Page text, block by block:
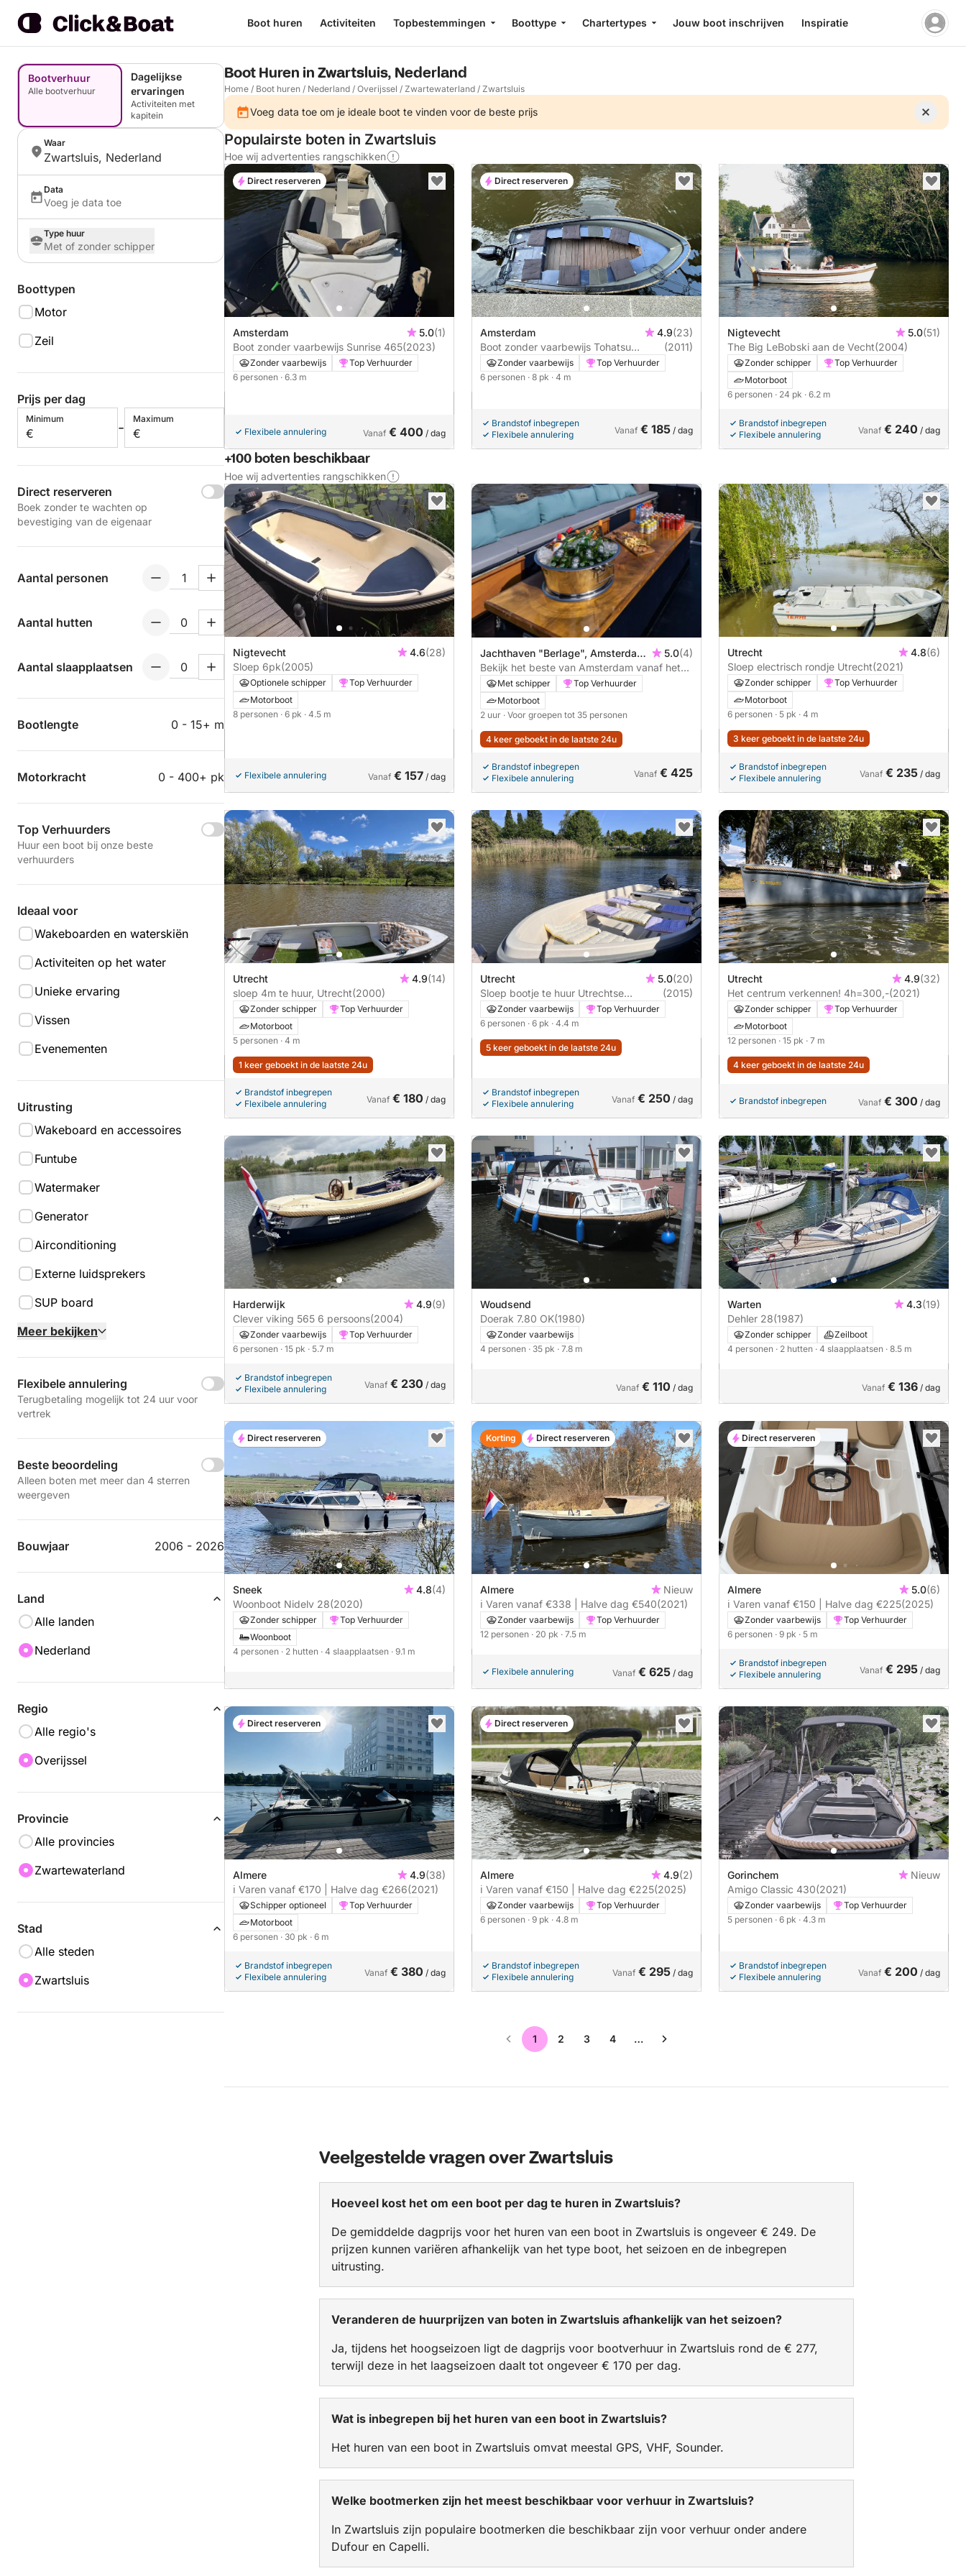
Boot huren Activiteiten Topbestemmingen Boottype Chartertypes Jouw boot inschrijven Inspiratie
Bootverhuur
Alle bootverhuur
Dagelijkse
ervaringen
Activiteiten met
kapitein
Waar
Zwartsluis, Nederland
Data
Voeg je data toe
Type huur
Met of zonder schipper
Boottypen
Motor
Zeil
Prijs per dag
Minimum
€ -
Maximum
€
Direct reserveren
Boek zonder te wachten op
bevestiging van de eigenaar
Aantal personen
Aantal hutten
Aantal slaapplaatsen
Bootlengte 0 - 15+ m
Motorkracht 0 - 400+ pk
Top Verhuurders
Huur een boot bij onze beste
verhuurders
Ideaal voor
Wakeboarden en waterskiën
Activiteiten op het water
Unieke ervaring
Vissen
Evenementen
Uitrusting
Wakeboard en accessoires
Funtube
Watermaker
Generator
Airconditioning
Externe luidsprekers
SUP board
Meer bekijken
Flexibele annulering
Terugbetaling mogelijk tot 24 uur voor
vertrek
Beste beoordeling
Alleen boten met meer dan 4 sterren
weergeven
Bouwjaar 2006 - 2026
Land
Alle landen
Nederland
Regio
Alle regio's
Overijssel
Provincie
Alle provincies
Zwartewaterland
Stad
Alle steden
Zwartsluis
Boot Huren in Zwartsluis, Nederland
Home / Boot huren / Nederland / Overijssel / Zwartewaterland / Zwartsluis
Voeg data toe om je ideale boot te vinden voor de beste prijs
Populairste boten in Zwartsluis
Hoe wij advertenties rangschikken
Amsterdam 5.0(1)
Boot zonder vaarbewijs Sunrise 465(2023)
Zonder vaarbewijs
Top Verhuurder
6 personen · 6.3 m
Flexibele annulering Vanaf € 400 / dag
Direct reserveren
Amsterdam 4.9(23)
Boot zonder vaarbewijs Tohatsu
Tohatsu 8pk
(2011)
Zonder vaarbewijs
Top Verhuurder
6 personen · 8 pk · 4 m
Brandstof inbegrepen
Flexibele annulering
Vanaf € 185 / dag
Direct reserveren
Nigtevecht 5.0(51)
The Big LeBobski aan de Vecht(2004)
Zonder schipper
Top Verhuurder
Motorboot
6 personen · 24 pk · 6.2 m
Brandstof inbegrepen
Flexibele annulering
Vanaf € 240 / dag
+100 boten beschikbaar
Hoe wij advertenties rangschikken
Nigtevecht 4.6(28)
Sloep 6pk(2005)
Optionele schipper
Top Verhuurder
Motorboot
8 personen · 6 pk · 4.5 m
Flexibele annulering Vanaf € 157 / dag
Jachthaven "Berlage", Amsterdam,
Nederland
5.0(4)
Bekijk het beste van Amsterdam vanaf het
water – 2 uur durende privérondvaart met
gids
Met schipper
Top Verhuurder
Motorboot
2 uur · Voor groepen tot 35 personen
4 keer geboekt in de laatste 24u
Brandstof inbegrepen
Flexibele annulering
Vanaf € 425
Utrecht 4.8(6)
Sloep electrisch rondje Utrecht(2021)
Zonder schipper
Top Verhuurder
Motorboot
6 personen · 5 pk · 4 m
3 keer geboekt in de laatste 24u
Brandstof inbegrepen
Flexibele annulering
Vanaf € 235 / dag
Utrecht 4.9(14)
sloep 4m te huur, Utrecht(2000)
Zonder schipper
Top Verhuurder
Motorboot
5 personen · 4 m
1 keer geboekt in de laatste 24u
Brandstof inbegrepen
Flexibele annulering
Vanaf € 180 / dag
Utrecht 5.0(20)
Sloep bootje te huur Utrechtse
grachten
(2015)
Zonder vaarbewijs
Top Verhuurder
6 personen · 6 pk · 4.4 m
5 keer geboekt in de laatste 24u
Brandstof inbegrepen
Flexibele annulering
Vanaf € 250 / dag
Utrecht 4.9(32)
Het centrum verkennen! 4h=300,-(2021)
Zonder schipper
Top Verhuurder
Motorboot
12 personen · 15 pk · 7 m
4 keer geboekt in de laatste 24u
Brandstof inbegrepen Vanaf € 300 / dag
Harderwijk 4.9(9)
Clever viking 565 6 persoons(2004)
Zonder vaarbewijs
Top Verhuurder
6 personen · 15 pk · 5.7 m
Brandstof inbegrepen
Flexibele annulering
Vanaf € 230 / dag
Woudsend
Doerak 7.80 OK(1980)
Zonder vaarbewijs
4 personen · 35 pk · 7.8 m
Vanaf € 110 / dag
Warten 4.3(19)
Dehler 28(1987)
Zonder schipper
Zeilboot
4 personen · 2 hutten · 4 slaapplaatsen · 8.5 m
Vanaf € 136 / dag
Sneek 4.8(4)
Woonboot Nidelv 28(2020)
Zonder schipper
Top Verhuurder
Woonboot
4 personen · 2 hutten · 4 slaapplaatsen · 9.1 m
Direct reserveren
Almere
Nieuw
ℹ️ Varen vanaf €338 | Halve dag €540(2021)
Zonder vaarbewijs
Top Verhuurder
12 personen · 20 pk · 7.5 m
Flexibele annulering Vanaf € 625 / dag
Korting Direct reserveren
Almere 5.0(6)
ℹ️ Varen vanaf €150 | Halve dag €225(2025)
Zonder vaarbewijs
Top Verhuurder
6 personen · 9 pk · 5 m
Brandstof inbegrepen
Flexibele annulering
Vanaf € 295 / dag
Direct reserveren
Almere 4.9(38)
ℹ️ Varen vanaf €170 | Halve dag €266(2021)
Schipper optioneel
Top Verhuurder
Motorboot
6 personen · 30 pk · 6 m
Brandstof inbegrepen
Flexibele annulering
Vanaf € 380 / dag
Direct reserveren
Almere 4.9(2)
ℹ️ Varen vanaf €150 | Halve dag €225(2025)
Zonder vaarbewijs
Top Verhuurder
6 personen · 9 pk · 4.8 m
Brandstof inbegrepen
Flexibele annulering
Vanaf € 295 / dag
Direct reserveren
Gorinchem
Nieuw
Amigo Classic 430(2021)
Zonder vaarbewijs
Top Verhuurder
5 personen · 6 pk · 4.3 m
Brandstof inbegrepen
Flexibele annulering
Vanaf € 200 / dag
1 2 3 4 …
Veelgestelde vragen over Zwartsluis
Hoeveel kost het om een boot per dag te huren in Zwartsluis?
De gemiddelde dagprijs voor het huren van een boot in Zwartsluis is ongeveer € 249. De
prijzen kunnen variëren afhankelijk van het type boot, het seizoen en de inbegrepen
uitrusting.
Veranderen de huurprijzen van boten in Zwartsluis afhankelijk van het seizoen?
Ja, tijdens het hoogseizoen ligt de dagprijs voor bootverhuur in Zwartsluis rond de € 277,
terwijl deze in het laagseizoen daalt tot ongeveer € 170 per dag.
Wat is inbegrepen bij het huren van een boot in Zwartsluis?
Het huren van een boot in Zwartsluis omvat meestal GPS, VHF, Sounder.
Welke bootmerken zijn het meest beschikbaar voor verhuur in Zwartsluis?
In Zwartsluis zijn populaire bootmerken die beschikbaar zijn voor verhuur onder andere
Dufour en Capelli.